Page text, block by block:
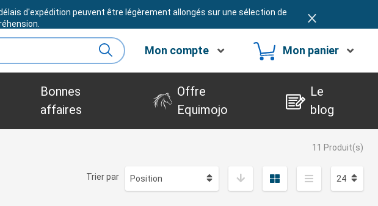
? d'expédition peuvent être légèrement allongés sur une sélection de
Mon compte Mon panier
Bonnes
affaires
Offre
Equimojo
Le
blog
11 Produit(s)
Trier par